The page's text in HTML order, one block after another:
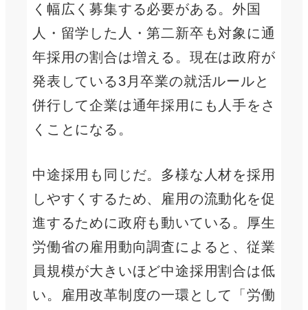
く幅広く募集する必要がある。外国
人・留学した人・第二新卒も対象に通
年採用の割合は増える。現在は政府が
発表している3月卒業の就活ルールと
併行して企業は通年採用にも人手をさ
くことになる。
中途採用も同じだ。多様な人材を採用
しやすくするため、雇用の流動化を促
進するために政府も動いている。厚生
労働省の雇用動向調査によると、従業
員規模が大きいほど中途採用割合は低
い。雇用改革制度の一環として「労働